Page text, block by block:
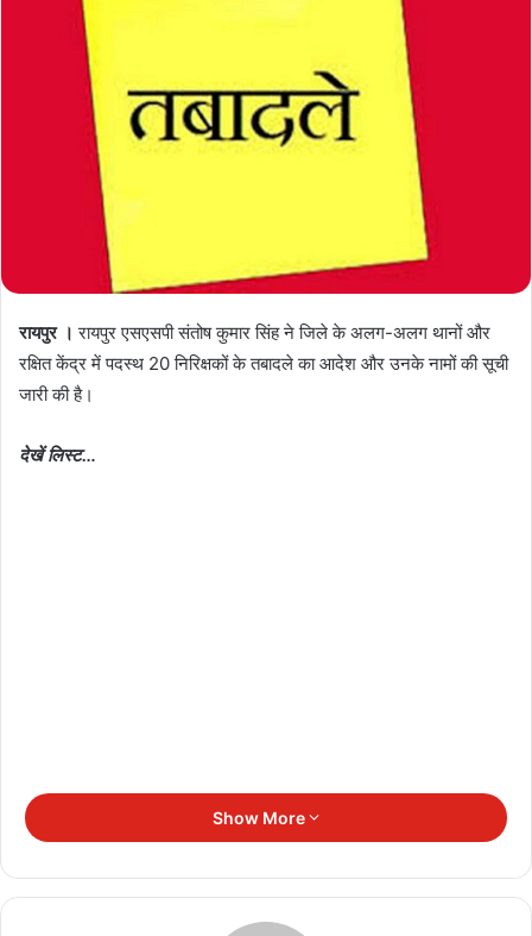
रायपुर ।रायपुर एसएसपी संतोष कुमार सिंह ने जिले के अलग-अलग थानों और
रक्षित केंद्र में पदस्थ 20 निरिक्षकों के तबादले का आदेश और उनके नामों की सूची
जारी की है।
देखें लिस्ट…
Show More